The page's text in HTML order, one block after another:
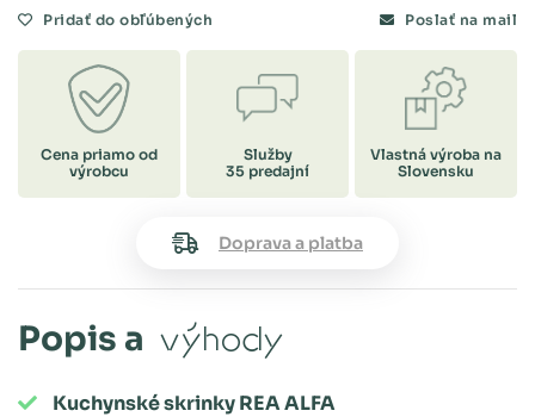
Pridať do obľúbených Poslať na mail
Cena priamo od
výrobcu
Služby
35 predajní
Vlastná výroba na
Slovensku
Doprava a platba
Popis a výhody
Kuchynské skrinky REA ALFA